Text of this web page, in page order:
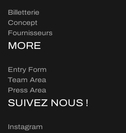
Billetterie
Concept
Fournisseurs
MORE
Entry Form
Team Area
Press Area
SUIVEZ NOUS !
Instagram